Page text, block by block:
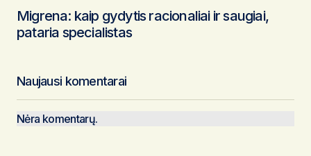
Migrena: kaip gydytis racionaliai ir saugiai,
pataria specialistas
Naujausi komentarai
Nėra komentarų.